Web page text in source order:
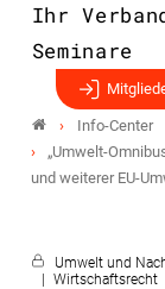
Ihr
Seminare
Info-Center
„Umwelt-
und weiterer EU-
Umwelt und
Wirtschaftsrecht